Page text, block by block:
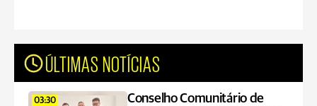
ÚLTIMAS NOTÍCIAS
03:30
Conselho Comunitário de